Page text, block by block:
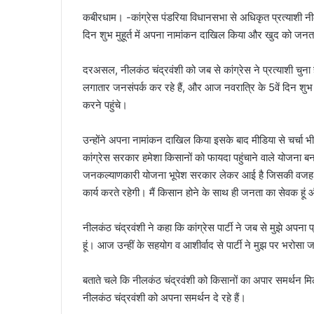
कबीरधाम। -कांग्रेस पंडरिया विधानसभा से अधिकृत
दिन शुभ मुहूर्त में अपना नामांकन दाखिल किया और खुद को
दरअसल, नीलकंठ चंद्रवंशी को जब से कांग्रेस ने प्रत्याशी चुना
लगातार जनसंपर्क कर रहे हैं, और आज नवरात्रि के 5वें दिन शुभ
करने पहुंचे।
उन्होंने अपना नामांकन दाखिल किया इसके बाद मीडिया से
कांग्रेस सरकार हमेशा किसानों को फायदा पहुंचाने वाले योजना
जनकल्याणकारी योजना भूपेश सरकार लेकर आई है जिसकी
कार्य करते रहेगी। मैं किसान होने के साथ ही जनता का सेवक हूं
नीलकंठ चंद्रवंशी ने कहा कि कांग्रेस पार्टी ने जब से मुझे अपना
हूं। आज उन्हीं के सहयोग व आशीर्वाद से पार्टी ने मुझ पर भरोसा
बताते चले कि नीलकंठ चंद्रवंशी को किसानों का अपार समर्थन
नीलकंठ चंद्रवंशी को अपना समर्थन दे रहे हैं।